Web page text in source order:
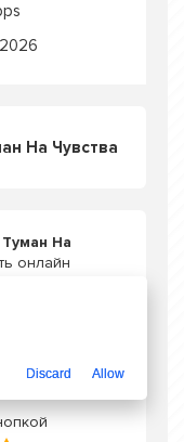
На Чувства
На
онлайн
Discard Allow